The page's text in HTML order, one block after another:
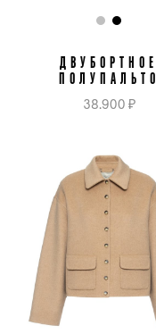
ДВУБОРТНОЕ
ПОЛУПАЛЬТО
38.900 ₽